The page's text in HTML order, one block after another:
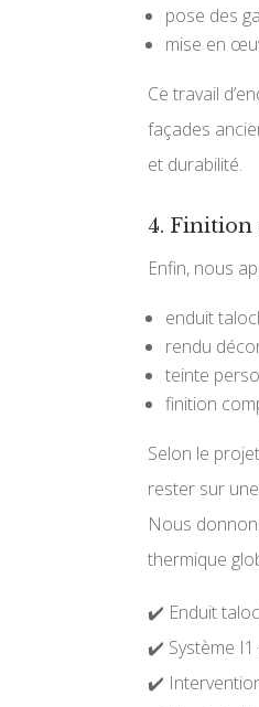
pose des
mise en
Ce travail
façades
et durabilité.
4. Finition
Enfin, nous
enduit
rendu
teinte
finition
Selon le
rester sur
Nous
thermique
✔️ Enduit
✔️ Système I1
✔️